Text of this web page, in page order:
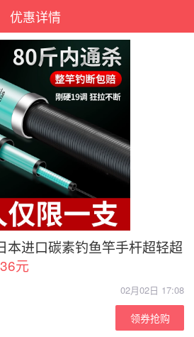
优惠详情
本进口碳素钓鱼竿手杆超轻超
36元
02月02日 17:08
领券抢购